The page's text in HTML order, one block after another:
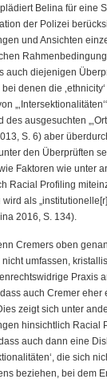
Belina für eine
der Polizei
und Ansichten
auch diejenigen
denen die
des ausgesuchten
S. 6) aber
den Überprüften
Faktoren wie unter
Racial Profiling
wird als
2016, S. 134).
Cremers oben
umfassen,
Praxis
auch Cremer
zeigt sich unter
hinsichtlich Racial
auch dann eine
die sich
beziehen, bei dem